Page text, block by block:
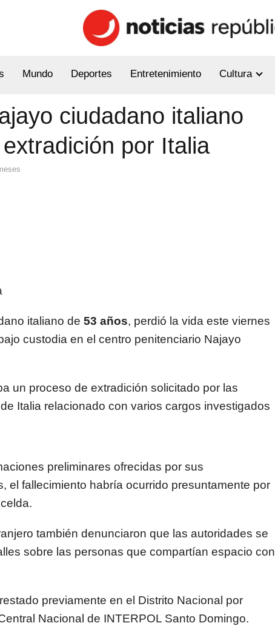
Mundo Deportes Entretenimiento Cultura
ciudadano italiano
por Italia
italiano de 53 años, perdió la vida este viernes
custodia en el centro penitenciario Najayo
un proceso de extradición solicitado por las
Italia relacionado con varios cargos investigados
preliminares ofrecidas por sus
el fallecimiento habría ocurrido presuntamente por
también denunciaron que las autoridades se
sobre las personas que compartían espacio con
previamente en el Distrito Nacional por
Nacional de INTERPOL Santo Domingo.